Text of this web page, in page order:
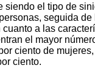
siendo el tipo de
seguida
a las
el mayor
ciento de
ciento.